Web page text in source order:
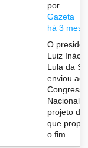
por
Gazeta
há 3
O
Luiz Inácio
Lula da
enviou ao
Congresso
Nacional
projeto de
que
o fim...